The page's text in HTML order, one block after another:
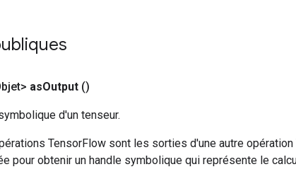
asOutput ()
d'un tenseur.
TensorFlow sont les sorties d'une autre opération
pour obtenir un handle symbolique qui représente le